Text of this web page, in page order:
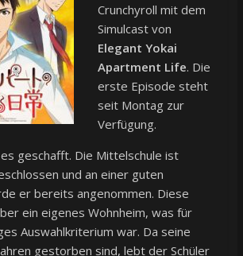
Crunchyroll mit dem
Simulcast von
Elegant Yokai
Apartment Life. Die
erste Episode steht
seit Montag zur
Verfügung.
geschafft. Die Mittelschule ist
und an einer guten
er bereits angenommen. Diese
ein eigenes Wohnheim, was für
Auswahlkriterium war. Da seine
gestorben sind, lebt der Schüler